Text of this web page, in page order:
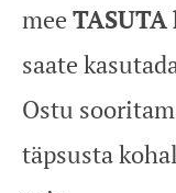
mee TASUTA
saate
Ostu
täpsusta